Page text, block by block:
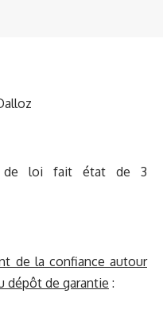
de loi fait état de 3
de la confiance autour
dépôt de garantie :